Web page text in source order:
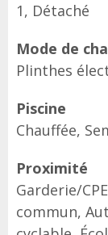
1, Détaché
Mode de
Plinthes
Piscine
Chauffée,
Proximité
Garderie/
commun,